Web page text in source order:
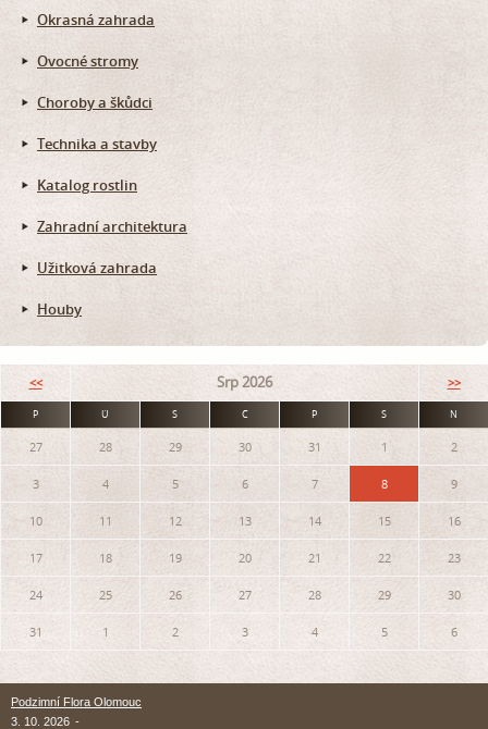
Okrasná zahrada
Ovocné stromy
Choroby a škůdci
Technika a stavby
Katalog rostlin
Zahradní architektura
Užitková zahrada
Houby
<< Srp 2026 >>
P Ú S Č P S N
27 28 29 30 31 1 2
3 4 5 6 7 8 9
10 11 12 13 14 15 16
17 18 19 20 21 22 23
24 25 26 27 28 29 30
31 1 2 3 4 5 6
Podzimní Flora Olomouc
3. 10. 2026 -